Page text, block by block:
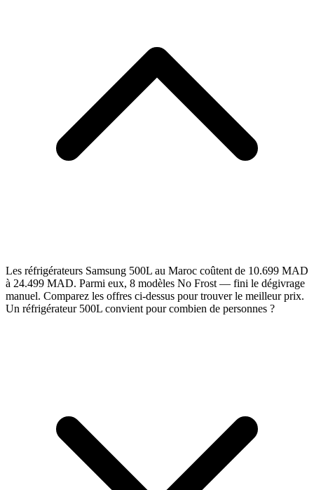
Les réfrigérateurs Samsung 500L au Maroc coûtent de 10.699 MAD
à 24.499 MAD. Parmi eux, 8 modèles No Frost — fini le dégivrage
manuel. Comparez les offres ci-dessus pour trouver le meilleur prix.
Un réfrigérateur 500L convient pour combien de personnes ?